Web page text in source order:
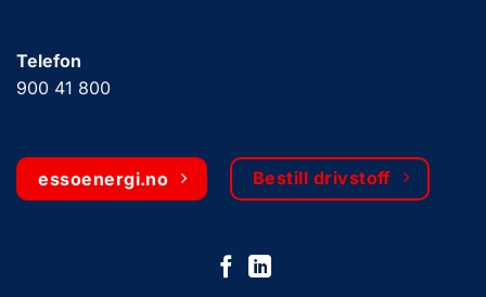
Telefon
900 41 800
essoenergi.no Bestill drivstoff